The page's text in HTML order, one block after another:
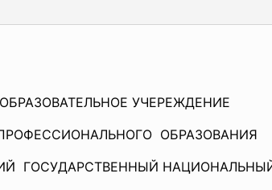
УЧЕРЕЖДЕНИЕ
ОБРАЗОВАНИЯ
ГОСУДАРСТВЕННЫЙ